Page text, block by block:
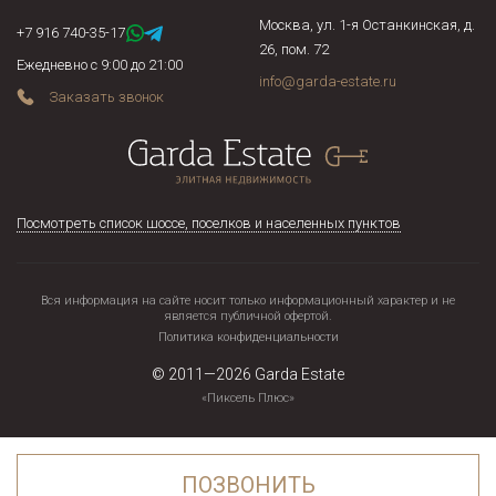
+7 916 740-35-17
Ежедневно с 9:00 до 21:00
Заказать звонок
Москва, ул. 1-я Останкинская, д.
26, пом. 72
info@garda-estate.ru
Посмотреть список шоссе, поселков и населенных пунктов
Вся информация на сайте носит только информационный характер и не
является публичной офертой.
Политика конфиденциальности
© 2011—2026 Garda Estate
«Пиксель Плюс»
ПОЗВОНИТЬ